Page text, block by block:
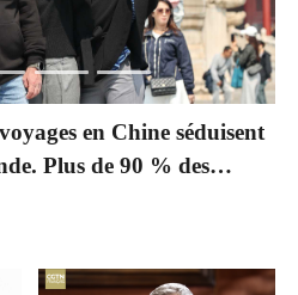
en Chine séduisent
Plus de 90 % des
un intérêt